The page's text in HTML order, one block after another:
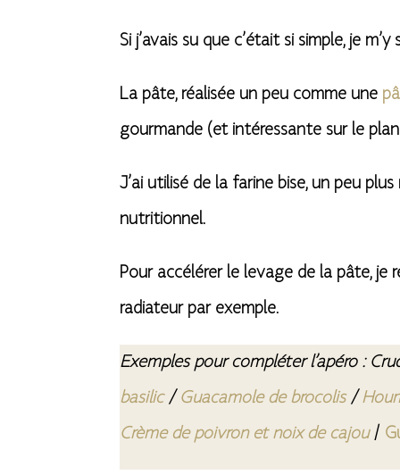
Si j’avais su que c’était si simple, je
La pâte, réalisée un peu comme une
gourmande (et intéressante sur le
J’ai utilisé de la farine bise, un peu
nutritionnel.
Pour accélérer le levage de la pâte,
radiateur par exemple.
Exemples pour compléter l’apéro :
basilic/ Guacamole de brocolis/
Crème de poivron et noix de cajou/